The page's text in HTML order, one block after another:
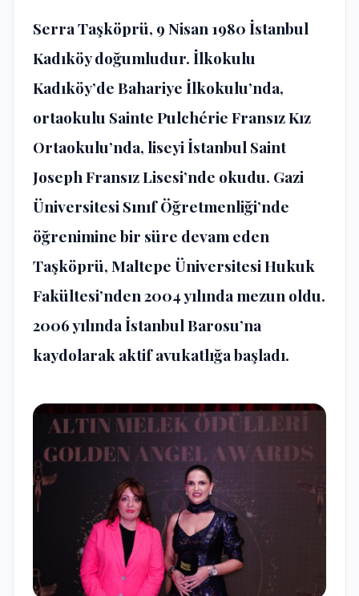
Serra Taşköprü, 9 Nisan 1980 İstanbul
Kadıköy doğumludur. İlkokulu
Kadıköy’de Bahariye İlkokulu’nda,
ortaokulu Sainte Pulchérie Fransız Kız
Ortaokulu’nda, liseyi İstanbul Saint
Joseph Fransız Lisesi’nde okudu. Gazi
Üniversitesi Sınıf Öğretmenliği’nde
öğrenimine bir süre devam eden
Taşköprü, Maltepe Üniversitesi Hukuk
Fakültesi’nden 2004 yılında mezun oldu.
2006 yılında İstanbul Barosu’na
kaydolarak aktif avukatlığa başladı.